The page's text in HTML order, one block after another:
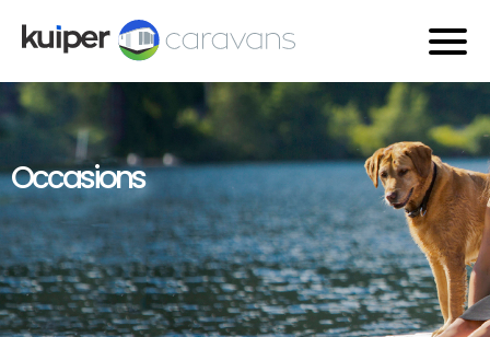
Occasions